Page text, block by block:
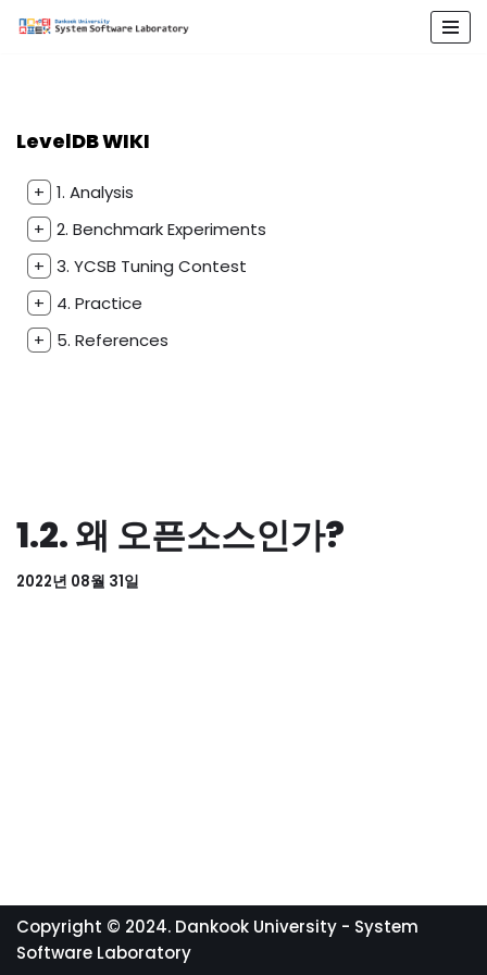
로
너
뛰
기
LevelDB WIKI
+ 1. Analysis
+ 2. Benchmark Experiments
+ 3. YCSB Tuning Contest
+
4. Practice
+
5. References
1.2. 왜 오픈소스인가?
2022년 08월 31일
Copyright © 2024. Dankook University - System
Software Laboratory